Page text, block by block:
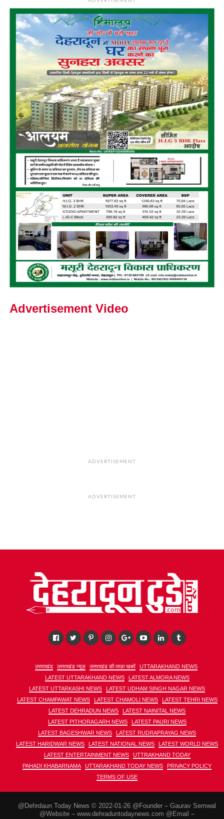
Advertisement Video
ADVERTISEMENT
ADVERTISEMENT
उत्तराखंड उत्तराखंड न्यूज़ उत्तराखंड की ताज़ा खबरें
UTTARAKHAND NEWS
LATEST UTTARAKHAND NEWS
LATEST ALMORA NEWS
LATEST UTTARKASHI NEWS
LATEST UDHAM SINGH NAGAR NEWS
LATEST CHAMPAWAT NEWS
LATEST CHAMOLI NEWS
LATEST TEHRI NEWS
LATEST DEHRADUN NEWS
LATEST NAINITAL NEWS
LATEST PITHORAGARH NEWS
LATEST PAURI NEWS
LATEST BAGESHWAR NEWS
LATEST RUDRAPRAYAG NEWS
LATEST HARIDWAR NEWS
LATEST NATIONAL NEWS
LATEST WORLD NEWS
LATEST ENTERTAINMENT NEWS
UTTRAKHAND TODAY
PAHADI KHABARNAMA
UTTARAKHAND TODAY NEWS
PRIVACY POLICY
TERMS OF USE
@Dehrdaun Today News © 2022-01-26 @Founder – Gaurav Semwal
@Website – www.dehraduntodaynews.com @Email –